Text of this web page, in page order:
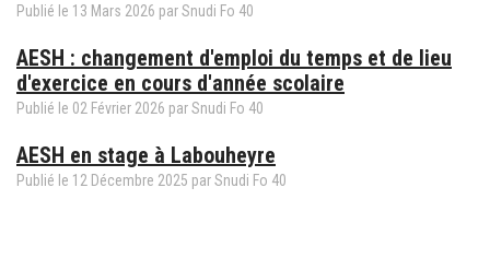
Publié le 13 Mars 2026 par Snudi Fo 40
AESH : changement d'emploi du temps et de lieu
d'exercice en cours d'année scolaire
Publié le 02 Février 2026 par Snudi Fo 40
AESH en stage à Labouheyre
Publié le 12 Décembre 2025 par Snudi Fo 40